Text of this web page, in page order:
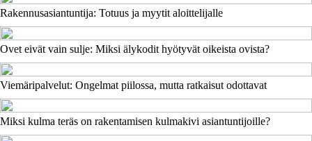
Rakennusasiantuntija: Totuus ja myytit aloittelijalle
Ovet eivät vain sulje: Miksi älykodit hyötyvät oikeista ovista?
Viemäripalvelut: Ongelmat piilossa, mutta ratkaisut odottavat
Miksi kulma teräs on rakentamisen kulmakivi asiantuntijoille?